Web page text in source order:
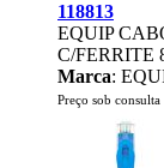
118813
EQUIP
C/FERRITE
Marca:
Preço sob consulta